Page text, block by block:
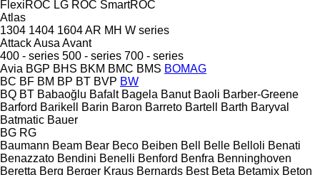
FlexiROC LG ROC SmartROC
Atlas
1304 1404 1604AR MH W series
AttackAusa Avant
400 - series 500 - series 700 - series
Avia BGP BHS BKM BMC BMS BOMAG
BC BF BM BP BT BVP BW
BQ BT Babaoğlu Bafalt Bagela Banut Baoli Barber-Greene
Barford Barikell Barin Baron Barreto Bartell Barth Baryval
Batmatic Bauer
BG RG
Baumann Beam Bear Beco Beiben Bell Belle Belloli Benati
Benazzato Bendini Benelli Benford Benfra Benninghoven
Beretta Berg Berger Kraus Bernards Best Beta Betamix Beton